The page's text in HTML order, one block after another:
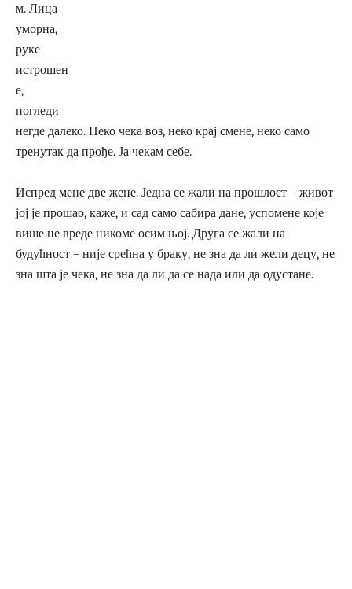
м. Лица
уморна,
руке
истрошен
е,
погледи
негде далеко. Неко чека воз, неко крај смене, неко само
тренутак да прође. Ја чекам себе.
Испред мене две жене. Једна се жали на прошлост – живот
јој је прошао, каже, и сад само сабира дане, успомене које
више не вреде никоме осим њој. Друга се жали на
будућност – није срећна у браку, не зна да ли жели децу, не
зна шта је чека, не зна да ли да се нада или да одустане.